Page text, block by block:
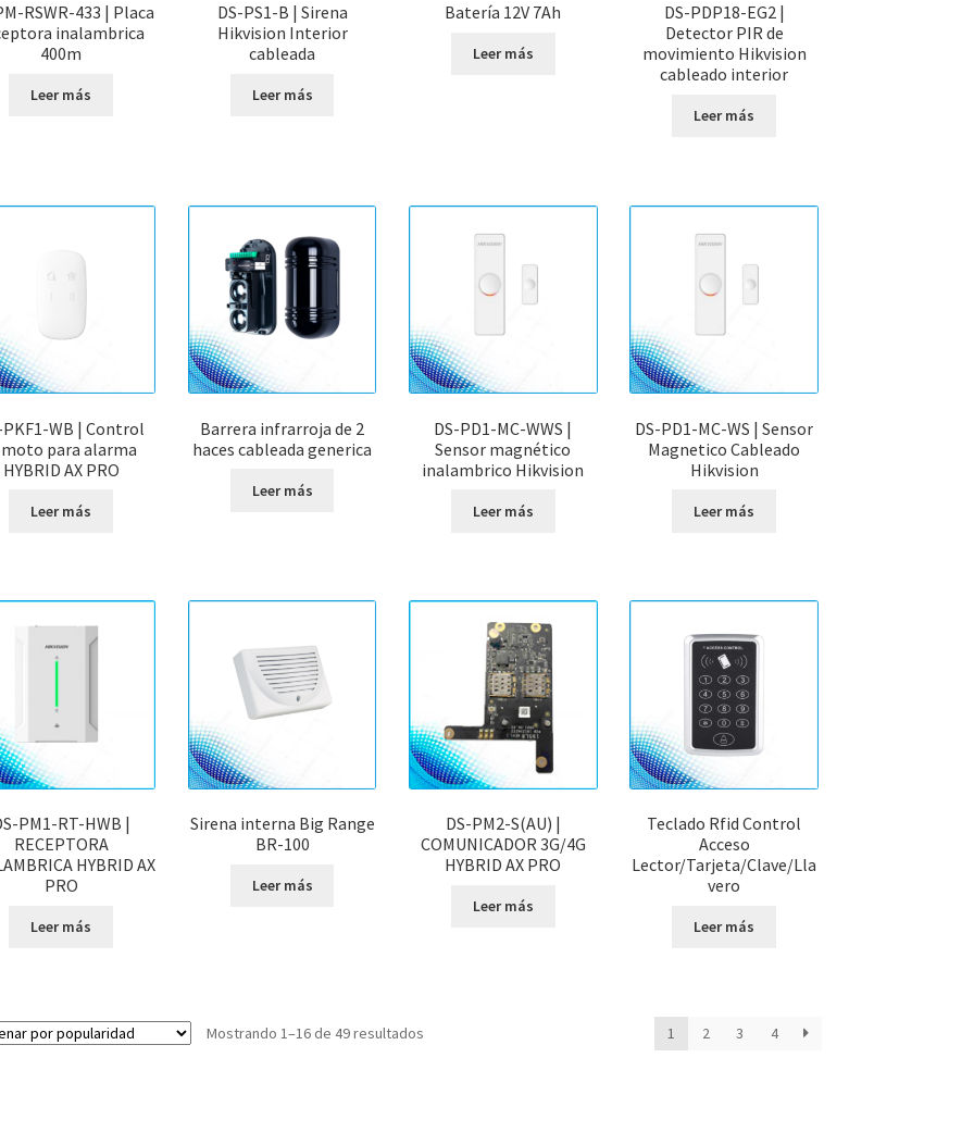
RSWR-433 | Placa
inalambrica
400m
Leer más
DS-PS1-B | Sirena
Hikvision Interior
cableada
Leer más
Batería 12V 7Ah
Leer más
DS-PDP18-EG2 |
Detector PIR de
movimiento Hikvision
cableado interior
Leer más
PKF1-WB | Control
para alarma
HYBRID AX PRO
Leer más
Barrera infrarroja de 2
haces cableada generica
Leer más
DS-PD1-MC-WWS |
Sensor magnético
inalambrico Hikvision
Leer más
DS-PD1-MC-WS | Sensor
Magnetico Cableado
Hikvision
Leer más
PM1-RT-HWB |
RECEPTORA
HYBRID AX
PRO
Leer más
Sirena interna Big Range
BR-100
Leer más
DS-PM2-S(AU) |
COMUNICADOR 3G/4G
HYBRID AX PRO
Leer más
Teclado Rfid Control
Acceso
Lector/Tarjeta/Clave/Lla
vero
Leer más
Mostrando 1–16 de 49 resultadosOrdenado
1 2 3 4